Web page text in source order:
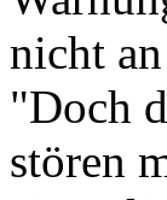
nicht
"Doch
stören